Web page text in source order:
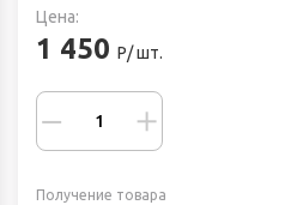
Цена:
1 450 Р/ шт.
Получение товара